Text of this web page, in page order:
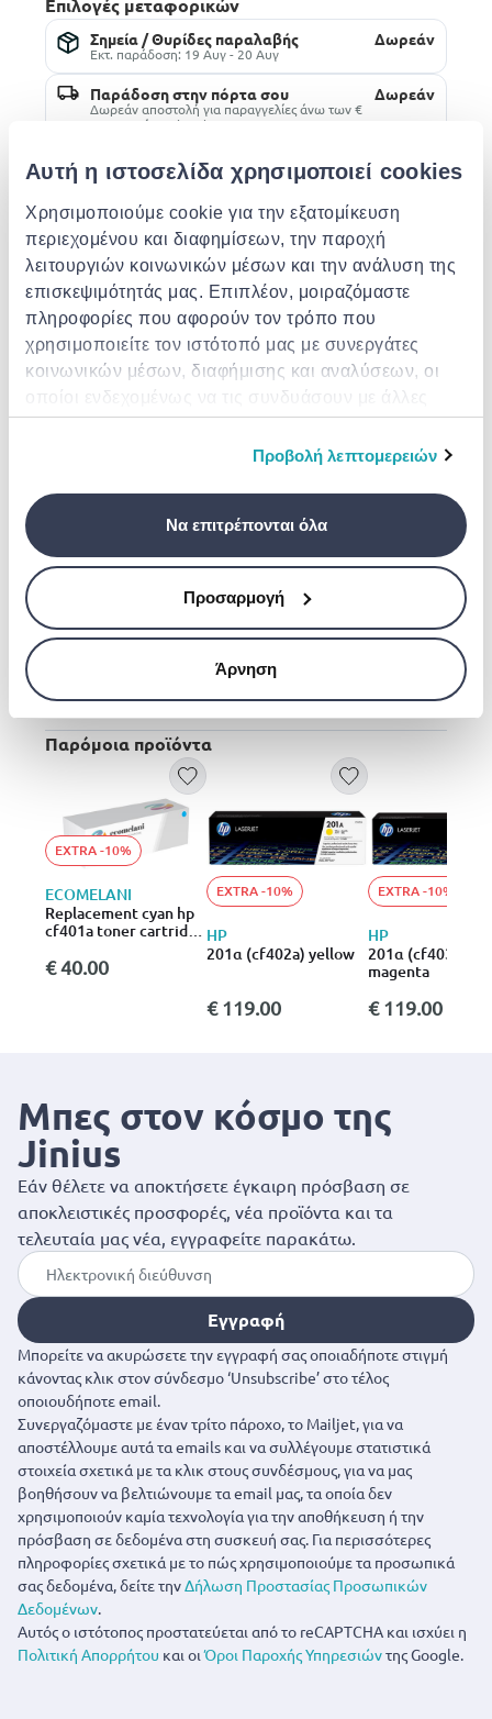
Αυτή η ιστοσελίδα χρησιμοποιεί cookies
Χρησιμοποιούμε cookie για την εξατομίκευση
περιεχομένου και διαφημίσεων, την παροχή
λειτουργιών κοινωνικών μέσων και την ανάλυση της
επισκεψιμότητάς μας. Επιπλέον, μοιραζόμαστε
πληροφορίες που αφορούν τον τρόπο που
χρησιμοποιείτε τον ιστότοπό μας με συνεργάτες
κοινωνικών μέσων, διαφήμισης και αναλύσεων, οι
οποίοι ενδεχομένως να τις συνδυάσουν με άλλες
πληροφορίες που τους έχετε παραχωρήσει ή τις
οποίες έχουν συλλέξει σε σχέση με την από μέρους
Προβολή λεπτομερειών
Να επιτρέπονται όλα
Προσαρμογή
Άρνηση
Επιλογές μεταφορικών
Σημεία / Θυρίδες παραλαβής
Εκτ. παράδοση: 19 Αυγ - 20 Αυγ
Δωρεάν
Παράδοση στην πόρτα σου
Δωρεάν αποστολή για παραγγελίες άνω των €
85.00 από το Singular Computers Systems
Δωρεάν
Λεπτομέρειες
Highlights προϊόντος
Trust Original HP Toner for impactful prints and
Reliable, professional quality.
With Original HP Toner you get consistent,
uninterrupted printing that keeps you on task.
Defining moments, vibrant results.
Represent your business ideas with top-quality
color prints, and make your work stand out from
the rest.
Παρόμοια προϊόντα
EXTRA -10%
ECOMELANI
Replacement cyan hp
cf401a toner cartridge
€ 40.00
EXTRA -10%
HP
201α (cf402a) yellow
€ 119.00
EXTRA -10%
HP
201α (cf403a)
magenta
€ 119.00
Μπες στον κόσμο της
Jinius
Εάν θέλετε να αποκτήσετε έγκαιρη πρόσβαση σε
αποκλειστικές προσφορές, νέα προϊόντα και τα
τελευταία μας νέα, εγγραφείτε παρακάτω.
Εγγραφή
Μπορείτε να ακυρώσετε την εγγραφή σας οποιαδήποτε στιγμή
κάνοντας κλικ στον σύνδεσμο ‘Unsubscribe’ στο τέλος
οποιουδήποτε email.
Συνεργαζόμαστε με έναν τρίτο πάροχο, το Mailjet, για να
αποστέλλουμε αυτά τα emails και να συλλέγουμε στατιστικά
στοιχεία σχετικά με τα κλικ στους συνδέσμους, για να μας
βοηθήσουν να βελτιώνουμε τα email μας, τα οποία δεν
χρησιμοποιούν καμία τεχνολογία για την αποθήκευση ή την
πρόσβαση σε δεδομένα στη συσκευή σας. Για περισσότερες
πληροφορίες σχετικά με το πώς χρησιμοποιούμε τα προσωπικά
σας δεδομένα, δείτε την Δήλωση Προστασίας Προσωπικών
Δεδομένων
Αυτός ο ιστότοπος προστατεύεται από το reCAPTCHA και ισχύει η
Πολιτική Απορρήτου και οιΌροι Παροχής Υπηρεσιώντης Google.